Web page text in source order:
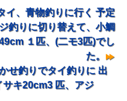
イ、青物釣りに行く 予定
釣りに切り替えて、小鯛
１匹、(二モ3匹)でし
た。
せ釣りでタイ釣りに 出
キ20cm3 匹、アジ